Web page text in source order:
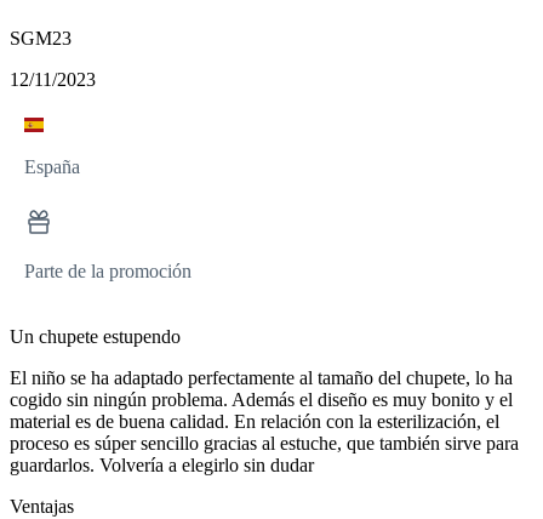
SGM23
12/11/2023
España
Parte de la promoción
Un chupete estupendo
El niño se ha adaptado perfectamente al tamaño del chupete, lo ha
cogido sin ningún problema. Además el diseño es muy bonito y el
material es de buena calidad. En relación con la esterilización, el
proceso es súper sencillo gracias al estuche, que también sirve para
guardarlos. Volvería a elegirlo sin dudar
Ventajas